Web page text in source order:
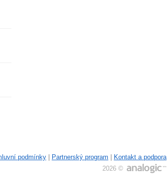
podmínky| Partnerský program
Kontakt a podpora
2026 ©